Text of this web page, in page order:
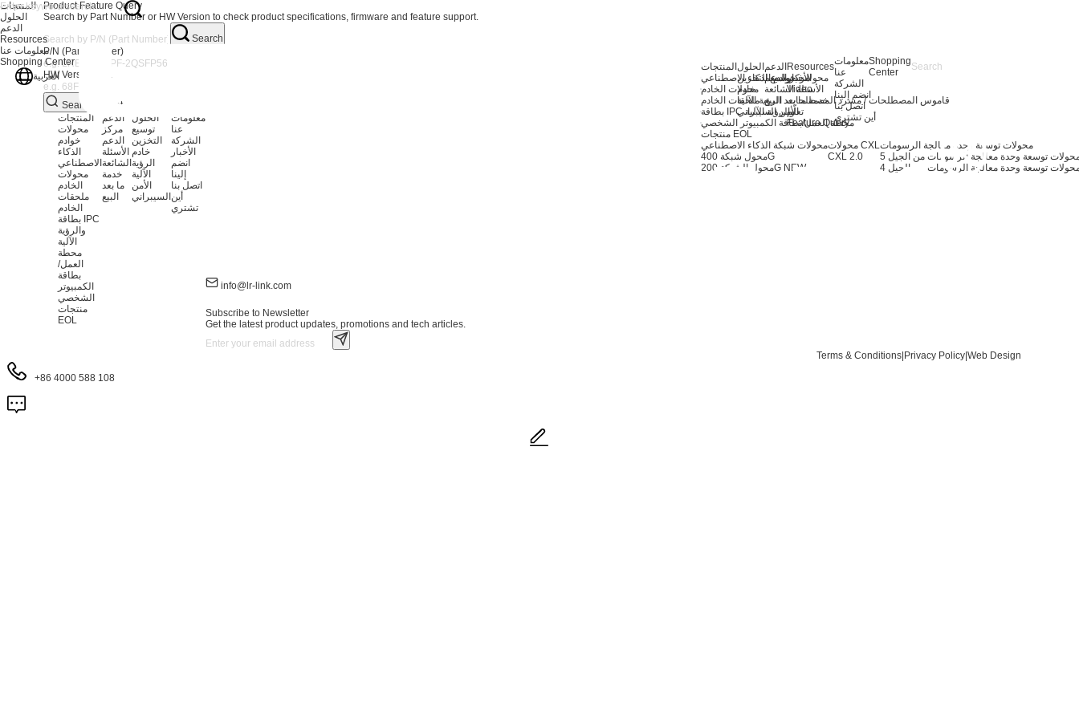
المنتجات
محولات خوادم الذكاء الاصطناعي
محولات الخادم
ملحقات الخادم
بطاقة IPC والرؤية الآلية
محطة العمل/بطاقة الكمبيوتر الشخصي
منتجات EOL
محولات شبكة الذكاء الاصطناعي
محول شبكة 400G
محول الشبكة 200G NEW
محولات CXL
CXL 2.0
محولات توسعة وحدة معالجة الرسومات
توسعة وحدة معالجة الرسومات من الجيل 4
الحلول
توسيع التخزين
خادم
الرؤية الآلية
الأمن السيبراني
الدعم
مركز الدعم
الأسئلة الشائعة
خدمة ما بعد البيع
Resources
الأخبار
Video
قاموس المصطلحات / مسرد المصطلحات
تعلّم
Feature Query
معلومات
عنا
الشركة
انضم إلينا
اتصل بنا
أين تشتري
Shopping
Center
المنتجات
الحلول
الدعم
Resources
معلومات عنا
Shopping Center
العربية
Product Feature Query
Search by Part Number or HW Version to check product specifications, firmware and feature support.
Search
P/N (Part Number)
HW Version No.
Search
Reset
المنتجات
محولات
خوادم
الذكاء
الاصطناعي
محولات
الخادم
ملحقات
الخادم
بطاقة IPC
والرؤية
الآلية
محطة
العمل/
بطاقة
الكمبيوتر
الشخصي
منتجات
EOL
الدعم
مركز
الدعم
الأسئلة
الشائعة
خدمة
ما بعد
البيع
الحلول
توسيع
التخزين
خادم
الرؤية
الآلية
الأمن
السيبراني
معلومات
عنا
الشركة
الأخبار
انضم
إلينا
اتصل بنا
أين
تشتري
info@lr-link.com
Subscribe to Newsletter
Get the latest product updates, promotions and tech articles.
Terms & Conditions Privacy Policy Web Design
+86 4000 588 108